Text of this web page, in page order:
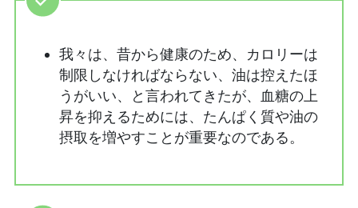
我々は、昔から健康のため、カロリーは
制限しなければならない、油は控えたほ
うがいい、と言われてきたが、血糖の上
昇を抑えるためには、たんぱく質や油の
摂取を増やすことが重要なのである。